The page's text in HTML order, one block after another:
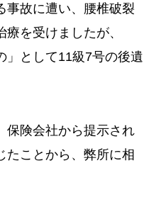
事故に遭い、腰椎破裂
を受けましたが、
」として11級7号の後遺
保険会社から提示され
たことから、弊所に相